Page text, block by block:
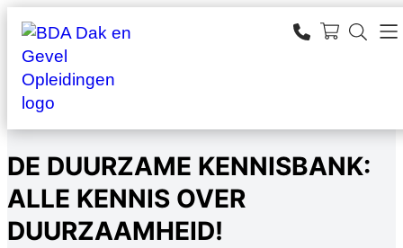
Ga
naar
de
inhoud
SEARCH
DE DUURZAME KENNISBANK:
ALLE KENNIS OVER
DUURZAAMHEID!